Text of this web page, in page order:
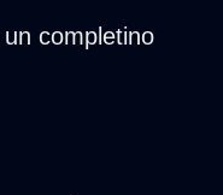
completino